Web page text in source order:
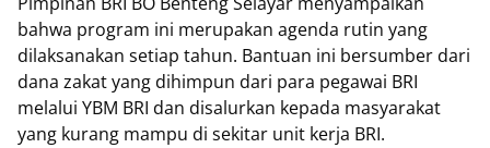
bahwa program ini merupakan agenda rutin yang
dilaksanakan setiap tahun. Bantuan ini bersumber dari
dana zakat yang dihimpun dari para pegawai BRI
melalui YBM BRI dan disalurkan kepada masyarakat
yang kurang mampu di sekitar unit kerja BRI.